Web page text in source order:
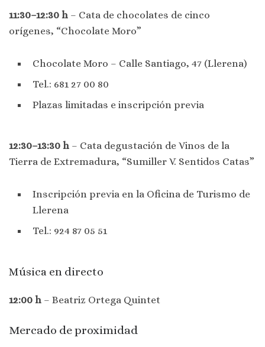
11:30–12:30 h – Cata de chocolates de cinco
orígenes, “Chocolate Moro”
Chocolate Moro – Calle Santiago, 47 (Llerena)
Tel.: 681 27 00 80
Plazas limitadas e inscripción previa
12:30–13:30 h – Cata degustación de Vinos de la
Tierra de Extremadura, “Sumiller V. Sentidos Catas”
Inscripción previa en la Oficina de Turismo de
Llerena
Tel.: 924 87 05 51
Música en directo
12:00 h – Beatriz Ortega Quintet
Mercado de proximidad